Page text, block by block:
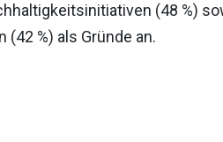
(48 %)
%) als Gründe an.